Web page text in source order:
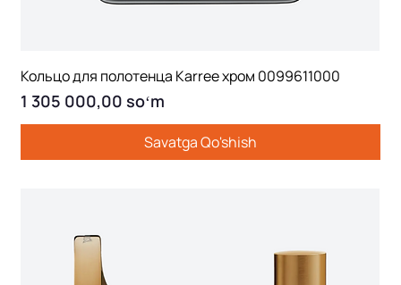
Кольцо для полотенца Karree хром 0099611000
Price
1 305 000,00 soʻm
Savatga Qo'shish